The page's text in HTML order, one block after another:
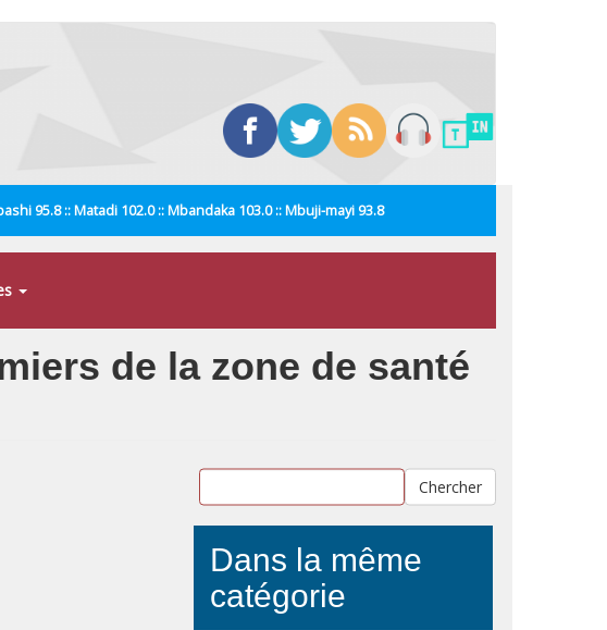
95.8 :: Matadi 102.0 :: Mbandaka 103.0 :: Mbuji-mayi 93.8
de la zone de santé
Chercher
Dans la même
catégorie